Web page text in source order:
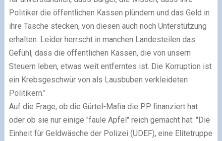
Politiker die öffentlichen Kassen plündern und das Geld in
ihre Tasche stecken, von diesen auch noch Unterstützung
erhalten. Leider herrscht in manchen Landesteilen das
Gefühl, dass die öffentlichen Kassen, die von unsern
Steuern leben, etwas weit entferntes ist. Die Korruption ist
ein Krebsgeschwür von als Lausbuben verkleideten
Politikern."
Auf die Frage, ob die Gürtel-Mafia die PP finanziert hat
oder ob sie nur einige "faule Äpfel" reich gemacht hat: "Die
Einheit für Geldwäsche der Polizei (UDEF), eine Elitetruppe